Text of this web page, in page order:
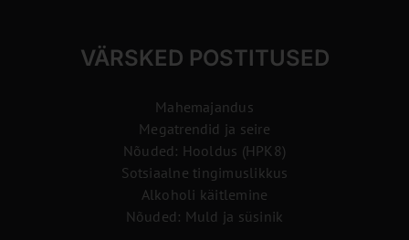
VÄRSKED POSTITUSED
Mahemajandus
Megatrendid ja seire
Nõuded: Hooldus (HPK8)
Sotsiaalne tingimuslikkus
Alkoholi käitlemine
Nõuded: Muld ja süsinik